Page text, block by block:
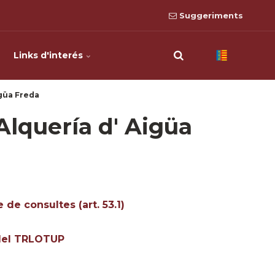
Suggeriments
Links d'interés
Freda
d' Aigüa
de consultes (art. 53.1)
TRLOTUP